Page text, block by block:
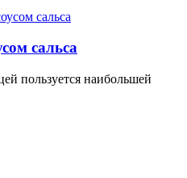
сальса
пользуется наибольшей